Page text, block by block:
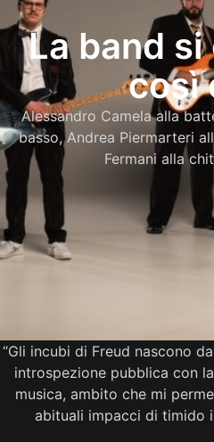
La band
così
Alessandro Camela alla
basso, Andrea Piermarteri
Fermani alla
“Gli incubi di Freud nascono
introspezione pubblica con
musica, ambito che mi
abituali impacci di timido